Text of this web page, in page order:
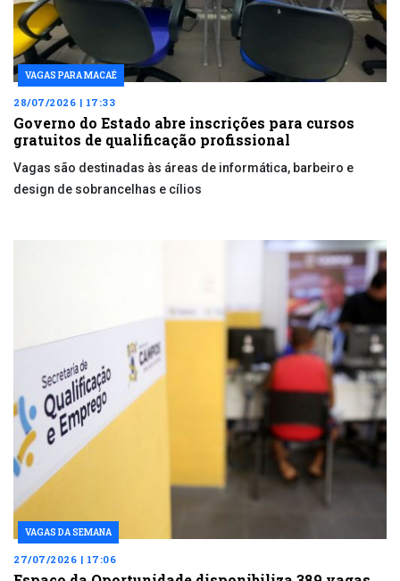
VAGAS PARA MACAÉ
28/07/2026 | 17:33
Governo do Estado abre inscrições para cursos
gratuitos de qualificação profissional
Vagas são destinadas às áreas de informática, barbeiro e
design de sobrancelhas e cílios
VAGAS DA SEMANA
27/07/2026 | 17:06